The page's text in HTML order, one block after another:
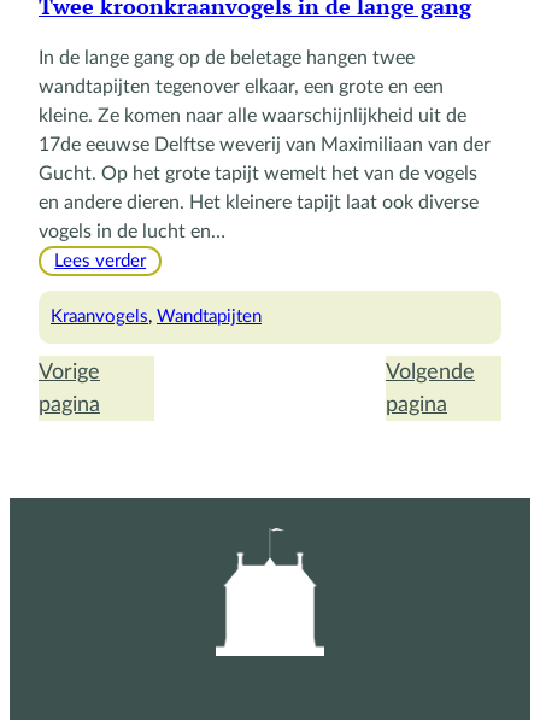
Twee kroonkraanvogels in de lange gang
In de lange gang op de beletage hangen twee
wandtapijten tegenover elkaar, een grote en een
kleine. Ze komen naar alle waarschijnlijkheid uit de
17de eeuwse Delftse weverij van Maximiliaan van der
Gucht. Op het grote tapijt wemelt het van de vogels
en andere dieren. Het kleinere tapijt laat ook diverse
vogels in de lucht en…
Lees verder:
kroonkraanvogels
de
Kraanvogels, Wandtapijten
Vorige
pagina
Volgende
pagina